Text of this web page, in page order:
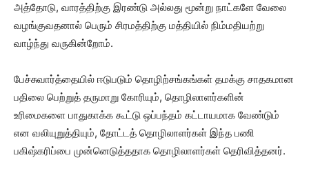
அத்தோடு, வாரத்திற்கு இரண்டு அல்லது மூன்று நாட்களே வேலை
வழங்குவதனால் பெரும் சிரமத்திற்கு மத்தியில் நிம்மதியற்று
வாழ்ந்து வருகின்றோம்.
பேச்சுவார்த்தையில் ஈடுபடும் தொழிற்சங்கங்கள் தமக்கு சாதகமான
பதிலை பெற்றுத் தருமாறு கோரியும், தொழிலாளர்களின்
உரிமைகளை பாதுகாக்க கூட்டு ஒப்பந்தம் கட்டாயமாக வேண்டும்
என வலியுறுத்தியும், தோட்டத் தொழிலாளர்கள் இந்த பணி
பகிஷ்கரிப்பை முன்னெடுத்ததாக தொழிலாளர்கள் தெரிவித்தனர்.